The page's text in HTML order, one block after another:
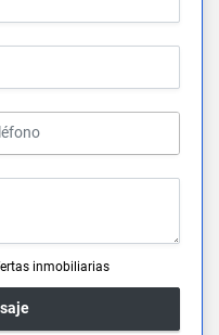
inmobiliarias